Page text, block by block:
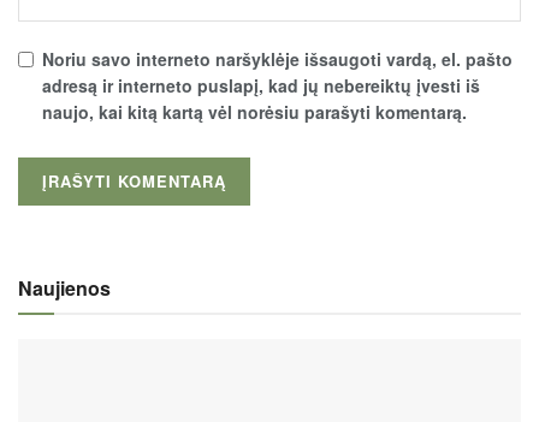
Noriu savo interneto naršyklėje išsaugoti vardą, el. pašto
adresą ir interneto puslapį, kad jų nebereiktų įvesti iš
naujo, kai kitą kartą vėl norėsiu parašyti komentarą.
Naujienos